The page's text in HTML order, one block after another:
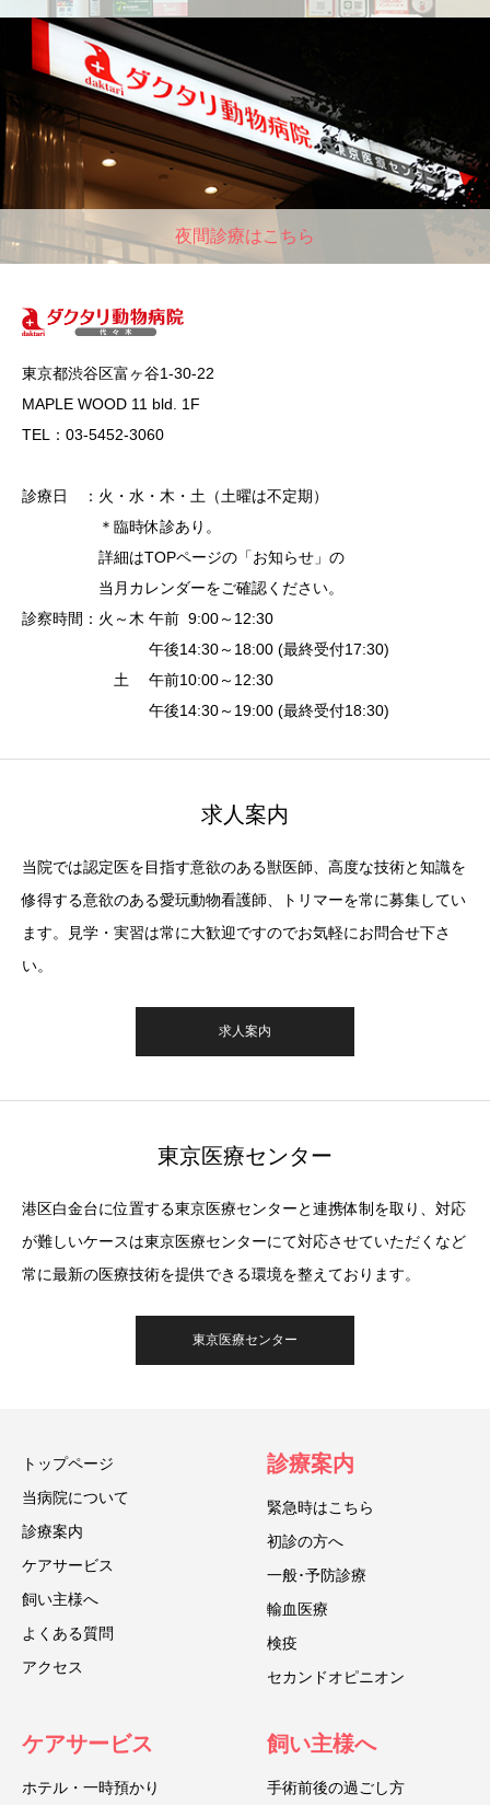
夜間診療はこちら
東京都渋谷区富ヶ谷1-30-22
MAPLE WOOD 11 bld. 1F
TEL：03-5452-3060
診療日 ：火・水・木・土（土曜は不定期）
＊臨時休診あり。
詳細はTOPページの「お知らせ」の
当月カレンダーをご確認ください。
診察時間：火～木 午前 9:00～12:30
午後14:30～18:00 (最終受付17:30)
土 午前10:00～12:30
午後14:30～19:00 (最終受付18:30)
求人案内
当院では認定医を目指す意欲のある獣医師、高度な技術と知識を
修得する意欲のある愛玩動物看護師、トリマーを常に募集してい
ます。見学・実習は常に大歓迎ですのでお気軽にお問合せ下さ
い。
求人案内
東京医療センター
港区白金台に位置する東京医療センターと連携体制を取り、対応
が難しいケースは東京医療センターにて対応させていただくなど
常に最新の医療技術を提供できる環境を整えております。
東京医療センター
トップページ
当病院について
診療案内
ケアサービス
飼い主様へ
よくある質問
アクセス
診療案内
緊急時はこちら
初診の方へ
一般･予防診療
輸血医療
検疫
セカンドオピニオン
ケアサービス
ホテル・一時預かり
飼い主様へ
手術前後の過ごし方